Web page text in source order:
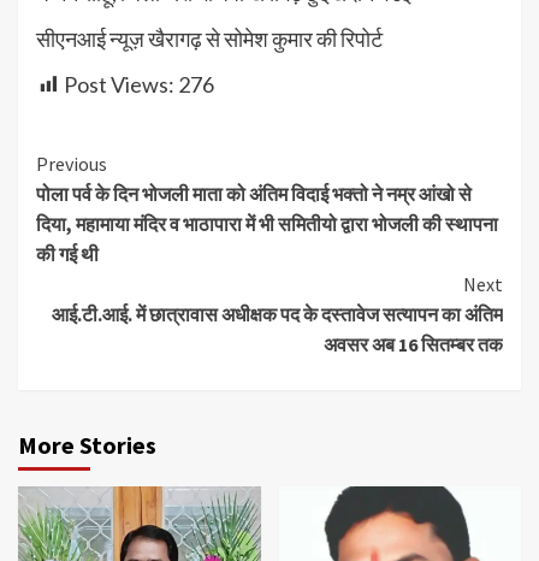
सीएनआई न्यूज़ खैरागढ़ से सोमेश कुमार की रिपोर्ट
Post Views: 276
Continue
Reading
Previous
पोला पर्व के दिन भोजली माता को अंतिम विदाई भक्तो ने नम्र आंखो से
दिया, महामाया मंदिर व भाठापारा में भी समितीयो द्वारा भोजली की स्थापना
की गई थी
Next
आई.टी.आई. में छात्रावास अधीक्षक पद के दस्तावेज सत्यापन का अंतिम
अवसर अब 16 सितम्बर तक
More Stories